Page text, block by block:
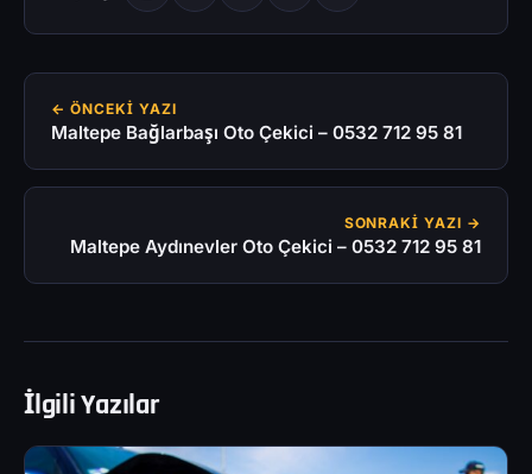
← ÖNCEKI YAZI
Maltepe Bağlarbaşı Oto Çekici – 0532 712 95 81
SONRAKI YAZI →
Maltepe Aydınevler Oto Çekici – 0532 712 95 81
İlgili Yazılar